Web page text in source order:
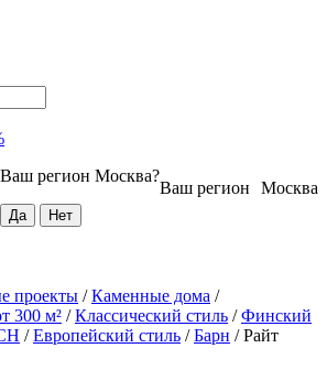
Москва
Ваш регион
Ваш регион Москва?
проекты /Каменные дома /
300 м² /Классический стиль /Финский
/Европейский стиль /Барн /Райт